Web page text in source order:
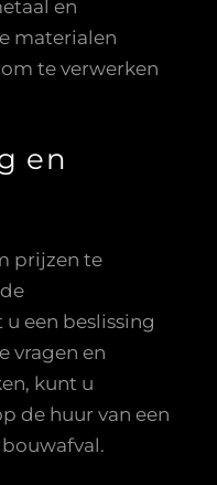
en
materialen
te verwerken
en
prijzen te
een beslissing
vragen en
kunt u
de huur van een